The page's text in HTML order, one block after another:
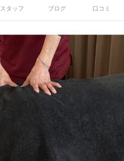
スタッフ ブログ 口コミ